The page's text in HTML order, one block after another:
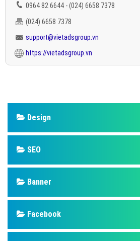
0964 82 6644 - (024) 6658 7378
(024) 6658 7378
support@vietadsgroup.vn
https://vietadsgroup.vn
Design
SEO
Banner
Facebook